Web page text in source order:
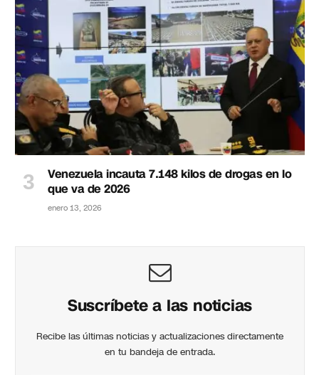
Venezuela incauta 7.148 kilos de drogas en lo
que va de 2026
enero 13, 2026
Suscríbete a las noticias
Recibe las últimas noticias y actualizaciones directamente
en tu bandeja de entrada.